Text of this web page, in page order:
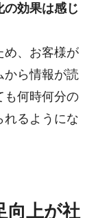
の効果は感じ
め、お客様が
から情報が読
も何時何分の
れるようにな
向上が社